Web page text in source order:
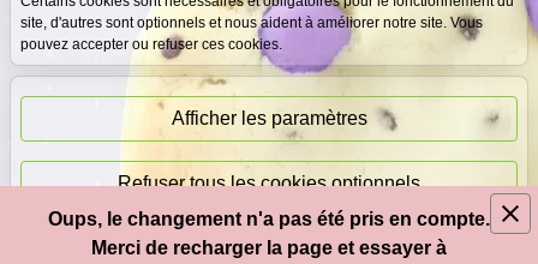
site, d'autres sont optionnels et nous aident à améliorer notre site. Vous
pouvez accepter ou refuser ces cookies.
Afficher les paramètres
Refuser tous les cookies optionnels
Accepter tous les cookies
Paiement
immédiat
© 2026 DEALiCASH- Tous droits réservés
Oups, le changement n'a pas été pris en compte.
Merci de recharger la page et essayer à